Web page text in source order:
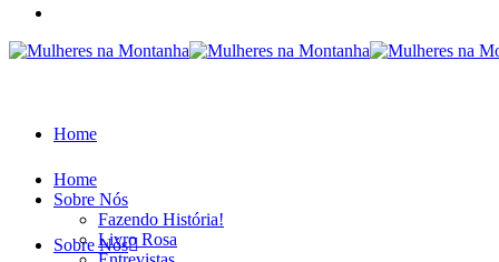
Home
Sobre Nós
Home
Sobre Nós
Fazendo História!
Livro Rosa